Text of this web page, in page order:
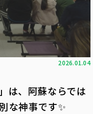
2026.01.04
は、阿蘇ならでは
な神事です✨